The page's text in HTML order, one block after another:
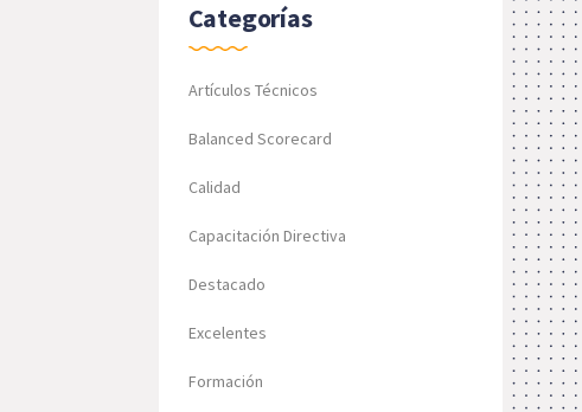
Categorías
Artículos Técnicos
Balanced Scorecard
Calidad
Capacitación Directiva
Destacado
Excelentes
Formación